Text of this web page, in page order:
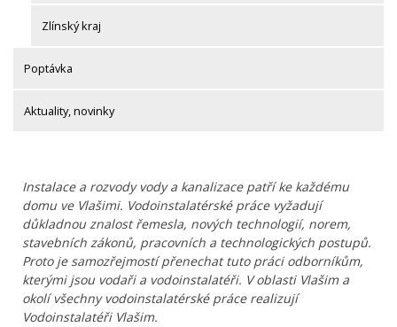
Zlínský kraj
Poptávka
Aktuality, novinky
Instalace a rozvody vody a kanalizace patří ke každému
domu ve Vlašimi. Vodoinstalatérské práce vyžadují
důkladnou znalost řemesla, nových technologií, norem,
stavebních zákonů, pracovních a technologických postupů.
Proto je samozřejmostí přenechat tuto práci odborníkům,
kterými jsou vodaři a vodoinstalatéři. V oblasti Vlašim a
okolí všechny vodoinstalatérské práce realizují
Vodoinstalatéři Vlašim.